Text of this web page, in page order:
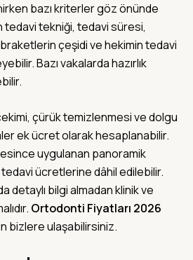
bazı kriterler göz önünde
tedavi tekniği, tedavi süresi,
çeşidi ve hekimin tedavi
Bazı vakalarda hazırlık
çürük temizlenmesi ve dolgu
ek ücret olarak hesaplanabilir.
uygulanan panoramik
ücretlerine dâhil edilebilir.
detaylı bilgi almadan klinik ve
Ortodonti Fiyatları 2026
bizlere ulaşabilirsiniz.